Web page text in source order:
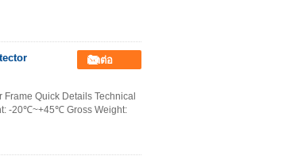
ติดต่อ
Quick Details Technical
-20℃~+45℃ Gross Weight: